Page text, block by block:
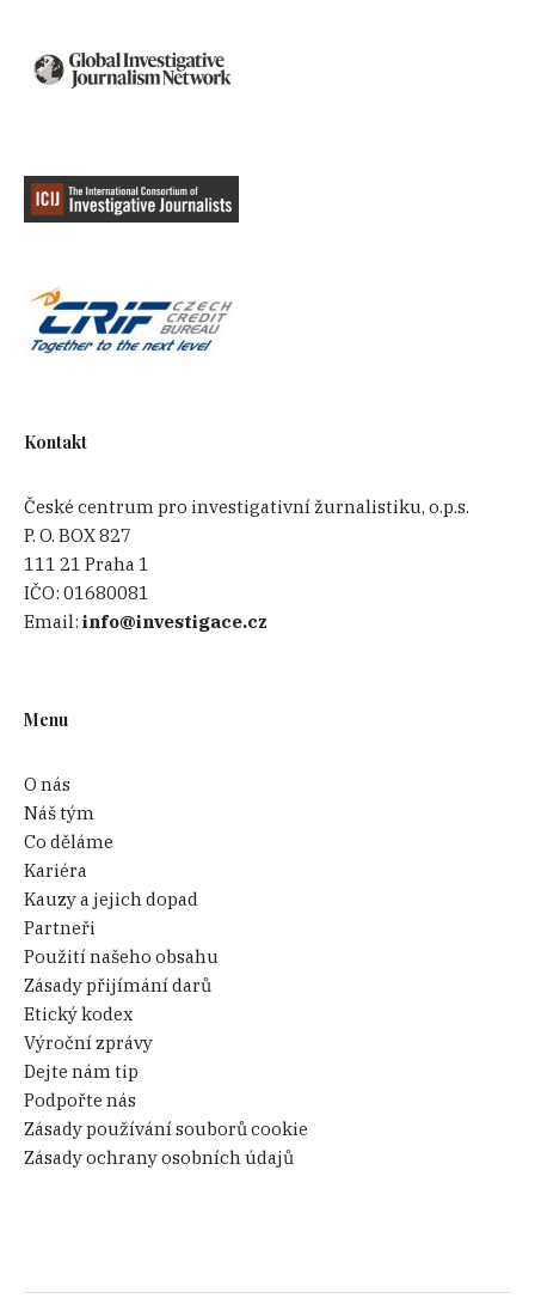
Kontakt
České centrum pro investigativní žurnalistiku, o.p.s.
P. O. BOX 827
111 21 Praha 1
IČO:01680081
Email:info@investigace.cz
Menu
O nás
Náš tým
Co děláme
Kariéra
Kauzy a jejich dopad
Partneři
Použití našeho obsahu
Zásady přijímání darů
Etický kodex
Výroční zprávy
Dejte nám tip
Podpořte nás
Zásady používání souborů cookie
Zásady ochrany osobních údajů